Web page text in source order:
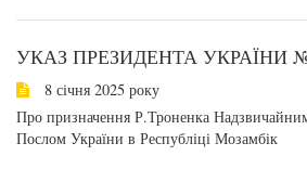
УКАЗ ПРЕЗИДЕНТА УКРАЇНИ
8 січня 2025 року
Про призначення Р.Троненка
Послом України в Республіці Мозамбік